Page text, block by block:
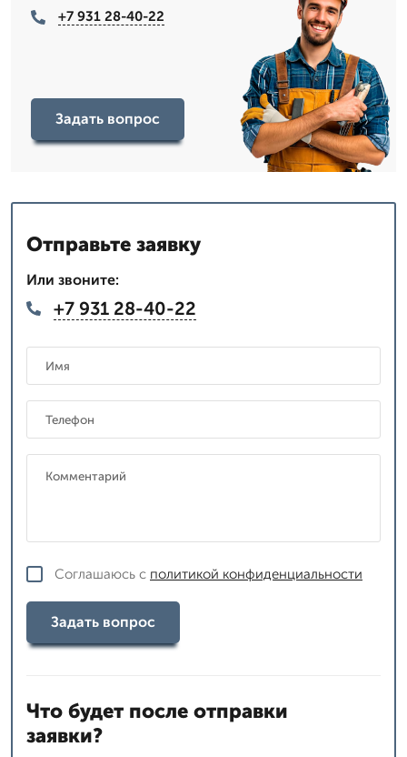
+7 931 28-40-22
Задать вопрос
Отправьте заявку
Или звоните:
+7 931 28-40-22
Соглашаюсь с политикой конфиденциальности
Задать вопрос
Что будет после отправки
заявки?